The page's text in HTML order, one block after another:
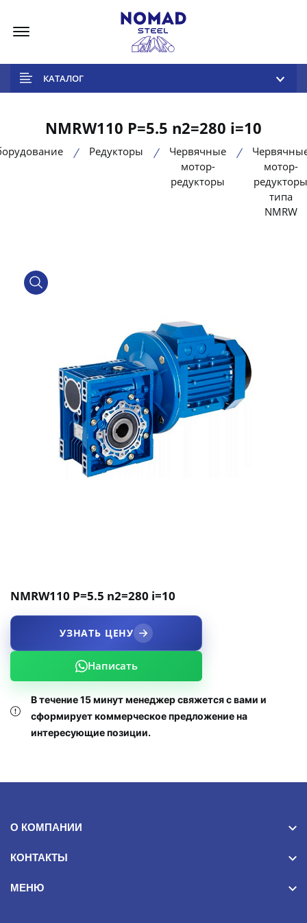
КАТАЛОГ
NMRW110 P=5.5 n2=280 i=10
Редукторы
Червячные
мотор-
редукторы
мотор-
редукторы
типа
NMRW
product view
NMRW110 P=5.5 n2=280 i=10
УЗНАТЬ ЦЕНУ
Написать
В течение 15 минут менеджер свяжется с вами и
сформирует коммерческое предложение на
интересующие позиции.
О КОМПАНИИ
КОНТАКТЫ
МЕНЮ